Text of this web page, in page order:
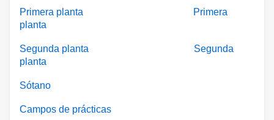
Primera planta
Primera
planta
Segunda planta
Segunda
planta
Sótano
Campos de prácticas